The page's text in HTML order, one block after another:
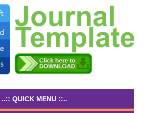
..:: QUICK MENU ::..